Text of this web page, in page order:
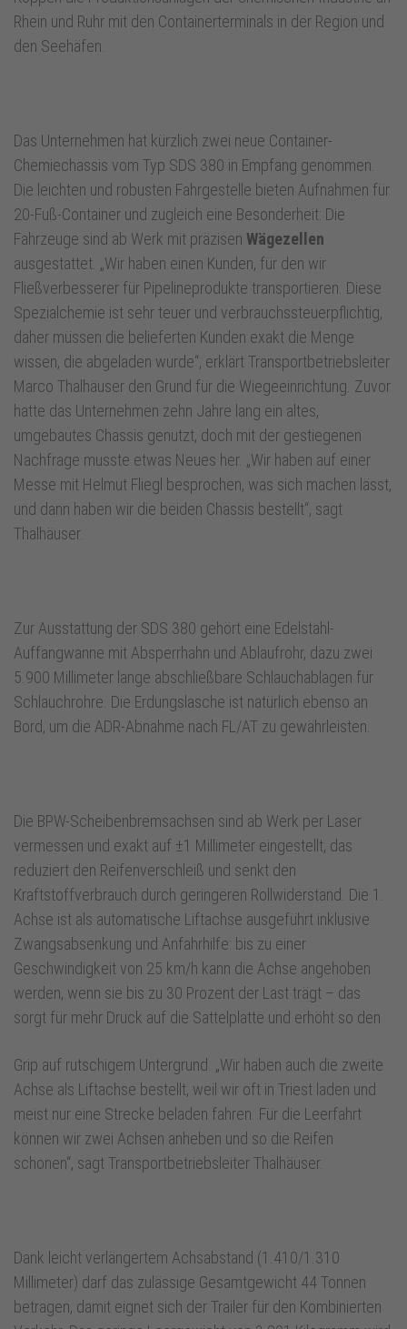
Rhein und Ruhr mit den Containerterminals in der Region und
den Seehäfen.
Das Unternehmen hat kürzlich zwei neue Container-
Chemiechassis vom Typ SDS 380 in Empfang genommen.
Die leichten und robusten Fahrgestelle bieten Aufnahmen für
20-Fuß-Container und zugleich eine Besonderheit: Die
Fahrzeuge sind ab Werk mit präzisen Wägezellen
ausgestattet. „Wir haben einen Kunden, für den wir
Fließverbesserer für Pipelineprodukte transportieren. Diese
Spezialchemie ist sehr teuer und verbrauchssteuerpflichtig,
daher müssen die belieferten Kunden exakt die Menge
wissen, die abgeladen wurde“, erklärt Transportbetriebsleiter
Marco Thalhäuser den Grund für die Wiegeeinrichtung. Zuvor
hatte das Unternehmen zehn Jahre lang ein altes,
umgebautes Chassis genutzt, doch mit der gestiegenen
Nachfrage musste etwas Neues her. „Wir haben auf einer
Messe mit Helmut Fliegl besprochen, was sich machen lässt,
und dann haben wir die beiden Chassis bestellt“, sagt
Thalhäuser.
Zur Ausstattung der SDS 380 gehört eine Edelstahl-
Auffangwanne mit Absperrhahn und Ablaufrohr, dazu zwei
5.900 Millimeter lange abschließbare Schlauchablagen für
Schlauchrohre. Die Erdungslasche ist natürlich ebenso an
Bord, um die ADR-Abnahme nach FL/AT zu gewährleisten.
Die BPW-Scheibenbremsachsen sind ab Werk per Laser
vermessen und exakt auf ±1 Millimeter eingestellt, das
reduziert den Reifenverschleiß und senkt den
Kraftstoffverbrauch durch geringeren Rollwiderstand. Die 1.
Achse ist als automatische Liftachse ausgeführt inklusive
Zwangsabsenkung und Anfahrhilfe: bis zu einer
Geschwindigkeit von 25 km/h kann die Achse angehoben
werden, wenn sie bis zu 30 Prozent der Last trägt – das
sorgt für mehr Druck auf die Sattelplatte und erhöht so den
Grip auf rutschigem Untergrund. „Wir haben auch die zweite
Achse als Liftachse bestellt, weil wir oft in Triest laden und
meist nur eine Strecke beladen fahren. Für die Leerfahrt
können wir zwei Achsen anheben und so die Reifen
schonen“, sagt Transportbetriebsleiter Thalhäuser.
Dank leicht verlängertem Achsabstand (1.410/1.310
Millimeter) darf das zulässige Gesamtgewicht 44 Tonnen
betragen, damit eignet sich der Trailer für den Kombinierten